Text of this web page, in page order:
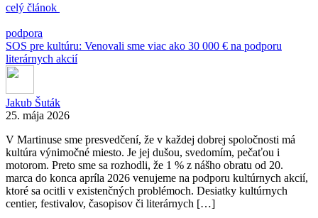
celý článok
podpora
SOS pre kultúru: Venovali sme viac ako 30 000 € na podporu
literárnych akcií
Jakub Šuták
25. mája 2026
V Martinuse sme presvedčení, že v každej dobrej spoločnosti má
kultúra výnimočné miesto. Je jej dušou, svedomím, pečaťou i
motorom. Preto sme sa rozhodli, že 1 % z nášho obratu od 20.
marca do konca apríla 2026 venujeme na podporu kultúrnych akcií,
ktoré sa ocitli v existenčných problémoch. Desiatky kultúrnych
centier, festivalov, časopisov či literárnych […]